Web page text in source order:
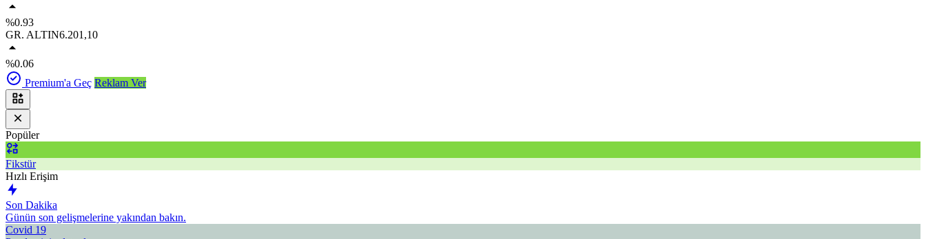
%0.93
GR. ALTIN6.201,10
%0.06
Premium'a Geç Reklam Ver
Popüler
Fikstür
Hızlı Erişim
Son Dakika
Günün son gelişmelerine yakından bakın.
Covid 19